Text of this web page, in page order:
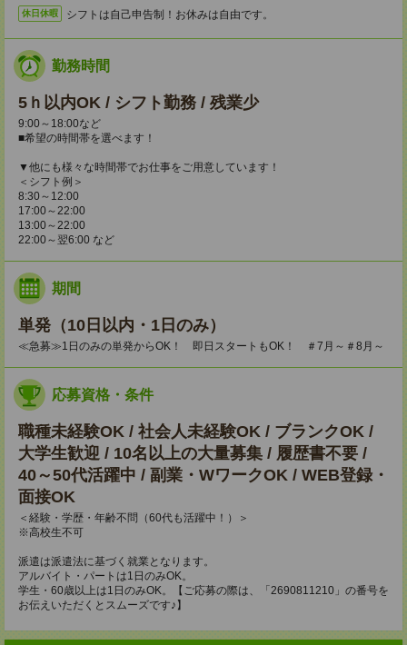
休日休暇 シフトは自己申告制！お休みは自由です。
勤務時間
5ｈ以内OK / シフト勤務 / 残業少
9:00～18:00など
■希望の時間帯を選べます！
▼他にも様々な時間帯でお仕事をご用意しています！
＜シフト例＞
8:30～12:00
17:00～22:00
13:00～22:00
22:00～翌6:00 など
期間
単発（10日以内・1日のみ）
≪急募≫1日のみの単発からOK！ 即日スタートもOK！ ＃7月～＃8月～
応募資格・条件
職種未経験OK / 社会人未経験OK / ブランクOK /
大学生歓迎 / 10名以上の大量募集 / 履歴書不要 /
40～50代活躍中 / 副業・WワークOK / WEB登録・
面接OK
＜経験・学歴・年齢不問（60代も活躍中！）＞
※高校生不可
派遣は派遣法に基づく就業となります。
アルバイト・パートは1日のみOK。
学生・60歳以上は1日のみOK。【ご応募の際は、「2690811210」の番号を
お伝えいただくとスムーズです♪】